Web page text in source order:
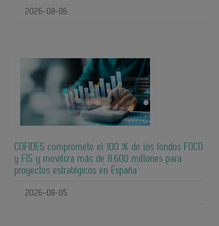
2026-08-06
COFIDES compromete el 100 % de los fondos FOCO
y FIS y moviliza más de 8.600 millones para
proyectos estratégicos en España
2026-08-05